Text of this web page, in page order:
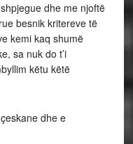
dhe me njoftë
besnik kritereve të
kemi kaq shumë
sa nuk do t’i
këtu këtë
dhe e